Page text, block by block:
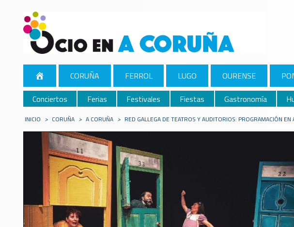
CORUÑA FERROL LUGO OURENSE
Conciertos
Ferias Festivales Fiestas Gastronomía
INICIO > CORUÑA > A CORUÑA > RED GALLEGA DE TEATROS Y AUDITORIOS: PROGRAMACIÓN EN